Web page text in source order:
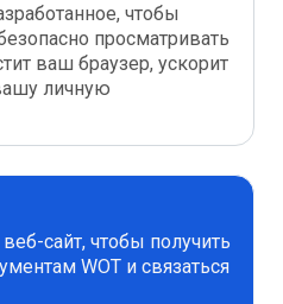
чтобы
просматривать
ваш браузер, ускорит
личную
сайт, чтобы получить
WOT и связаться